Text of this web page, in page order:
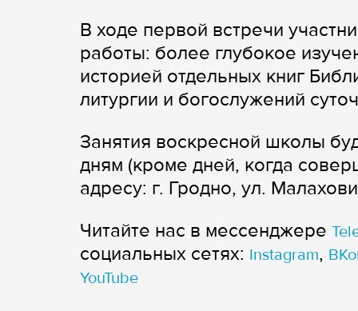
В ходе первой встречи
работы: более глубокое
историей отдельных книг
литургии и богослужений
Занятия воскресной школы
дням (кроме дней, когда
адресу: г. Гродно, ул.
Читайте нас в мессенджере
cоциальных сетях: Instagram,
YouTube